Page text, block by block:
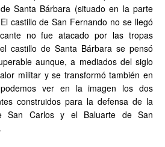
Santa Bárbara (situado en la parte
castillo de San Fernando no se llegó
no fue atacado por las tropas
castillo de Santa Bárbara se pensó
aunque, a mediados del siglo
militar y se transformó también en
ver en la imagen los dos
construidos para la defensa de la
San Carlos y el Baluarte de San